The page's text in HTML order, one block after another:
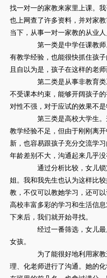
找一对一的家教来家里上课。
也上网查了许多资料，并对家
当下，从事一对一家教的从业
第一类是中学任课教师
有教学经验，也能很快抓住孩
且自以为是，孩子在这样的老
第二类是从事非教育类
不受课本约束，能够开阔孩子
对性不强，对于应试的效果不是
第三类是高校大学生。
教学经验不足，但由于刚刚离
新，也容易跟孩子充分交流学
年龄差别不大，沟通起来几乎没
通过分析比较，女儿锁
姐。我和我先生也认为这样比
教，不仅可以教她学习，还可
高校丰富多彩的学习和生活信
下来后，我们就开始寻找。
经过一番筛选，女儿最
女孩。
为了能很好地利用家教
理、化老师进行了沟通。她的